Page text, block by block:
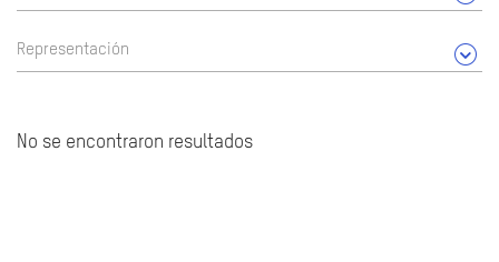
Representación
No se encontraron resultados